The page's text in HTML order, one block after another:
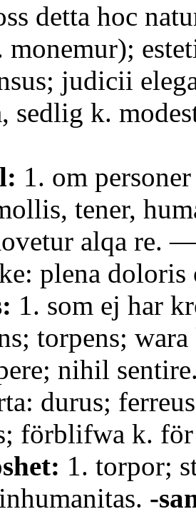
detta hoc
monemur);
judicii
sedlig k.
1. om
tener,
alqa re.
plena doloris
1. som ej har
torpens;
nihil
durus;
förblifwa k.
1. torpor;
-